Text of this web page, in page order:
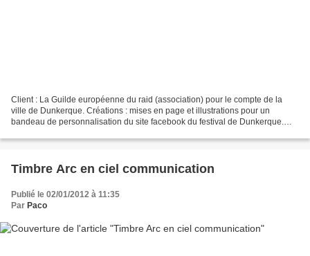
Client : La Guilde européenne du raid (association) pour le compte de la
ville de Dunkerque. Créations : mises en page et illustrations pour un
bandeau de personnalisation du site facebook du festival de Dunkerque.
Timbre Arc en ciel communication
Publié le 02/01/2012 à 11:35
Par Paco